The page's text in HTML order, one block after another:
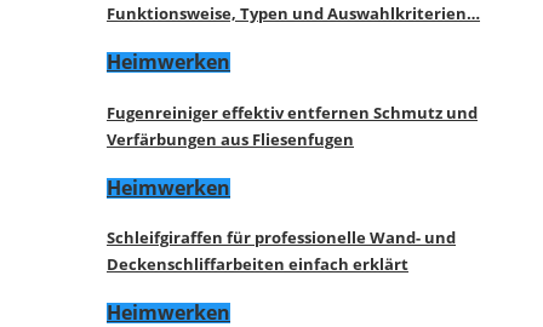
Funktionsweise, Typen und Auswahlkriterien…
Heimwerken
Fugenreiniger effektiv entfernen Schmutz und
Verfärbungen aus Fliesenfugen
Heimwerken
Schleifgiraffen für professionelle Wand- und
Deckenschliffarbeiten einfach erklärt
Heimwerken